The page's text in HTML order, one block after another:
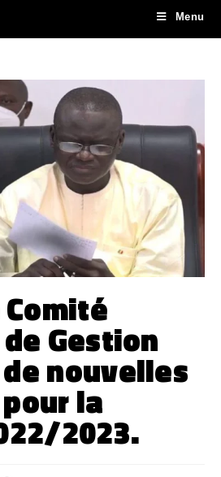
Menu
Gestion
nouvelles
la
2023.